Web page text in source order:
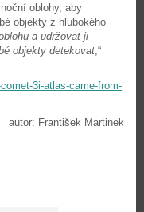
oblohy, aby
objekty z hlubokého
a udržovat ji
objekty detekovat ,“
3i-atlas-came-from-
autor: František Martinek